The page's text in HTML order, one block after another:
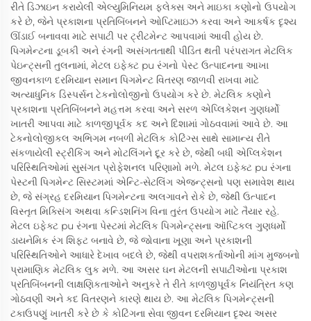
રીતે ડિઝાઇન કરાયેલી એલ્યુમિનિયમ ફ્લેક્સ અને માઇકા કણોનો ઉપયોગ
કરે છે, જેને પ્રકાશના પ્રતિબિંબનને ઓપ્ટિમાઇઝ કરવા અને આકર્ષક દૃશ્ય
ઊંડાઈ બનાવવા માટે સપાટી પર ટ્રીટમેન્ટ આપવામાં આવી હોય છે.
પિગમેન્ટના ડૂબકી અને રંગની અસંગતતાથી પીડિત થતી પરંપરાગત મેટલિક
પેઇન્ટ્સની તુલનામાં, મેટલ ઇફેક્ટ pu રંગનો પેસ્ટ ઉત્પાદનના આખા
જીવનકાળ દરમિયાન સમાન પિગમેન્ટ વિતરણ જાળવી રાખવા માટે
અત્યાધુનિક ડિસ્પર્સન ટેકનોલોજીનો ઉપયોગ કરે છે. મેટલિક કણોને
પ્રકાશના પ્રતિબિંબનને મહત્તમ કરવા અને સરળ એપ્લિકેશન ગુણધર્મો
ખાતરી આપવા માટે કાળજીપૂર્વક કદ અને દિશામાં ગોઠવવામાં આવે છે. આ
ટેકનોલોજીકલ અભિગમ નબળી મેટલિક કોટિંગ્સ સાથે સામાન્ય રીતે
સંકળાયેલી સ્ટ્રીકિંગ અને મોટલિંગને દૂર કરે છે, જેથી બધી એપ્લિકેશન
પરિસ્થિતિઓમાં સુસંગત પ્રોફેશનલ પરિણામો મળે. મેટલ ઇફેક્ટ pu રંગના
પેસ્ટની પિગમેન્ટ સિસ્ટમમાં એન્ટિ-સેટલિંગ એજન્ટ્સનો પણ સમાવેશ થાય
છે, જે સંગ્રહ દરમિયાન પિગમેન્ટના અલગાવને રોકે છે, જેથી ઉત્પાદન
વિસ્તૃત મિક્સિંગ અથવા કન્ડિશનિંગ વિના તુરંત ઉપયોગ માટે તૈયાર રહે.
મેટલ ઇફેક્ટ pu રંગના પેસ્ટમાં મેટલિક પિગમેન્ટ્સના ઑપ્ટિકલ ગુણધર્મો
ડાયનેમિક રંગ શિફ્ટ બનાવે છે, જે જોવાના ખૂણા અને પ્રકાશની
પરિસ્થિતિઓને આધારે દેખાવ બદલે છે, જેથી વપરાશકર્તાઓની માંગ મુજબનો
પ્રામાણિક મેટલિક લુક મળે. આ અસર ઘન મેટલની સપાટીઓના પ્રકાશ
પ્રતિબિંબનની લાક્ષણિકતાઓને અનુકરે તે રીતે કાળજીપૂર્વક નિયંત્રિત કણ
ગોઠવણી અને કદ વિતરણને કારણે થાય છે. આ મેટલિક પિગમેન્ટ્સની
ટકાઉપણું ખાતરી કરે છે કે કોટિંગના સેવા જીવન દરમિયાન દૃશ્ય અસર